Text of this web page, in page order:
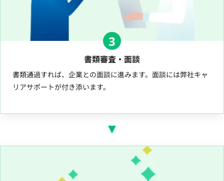
3
書類審査・面談
書類通過すれば、企業との面談に進みます。面談には弊社キャ
リアサポートが付き添います。